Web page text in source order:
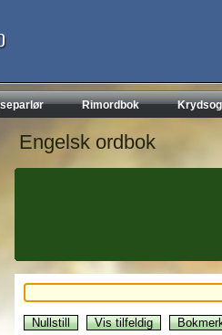
Rimordbok
Engelsk ordbok